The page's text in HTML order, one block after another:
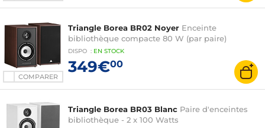
COMPARER
Triangle Borea BR02 Noyer Enceinte
bibliothèque compacte 80 W (par paire)
DISPO : EN STOCK
349€00
Triangle Borea BR03 Blanc Paire d'enceintes
bibliothèque - 2 x 100 Watts